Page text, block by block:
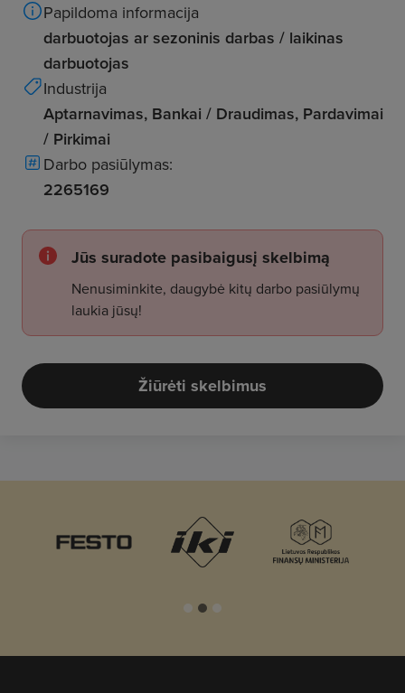
Papildoma informacija
darbuotojas ar sezoninis darbas / laikinas
darbuotojas
Industrija
Aptarnavimas, Bankai / Draudimas, Pardavimai
/ Pirkimai
Darbo pasiūlymas:
2265169
Jūs suradote pasibaigusį skelbimą
Nenusiminkite, daugybė kitų darbo pasiūlymų
laukia jūsų!
Žiūrėti skelbimus